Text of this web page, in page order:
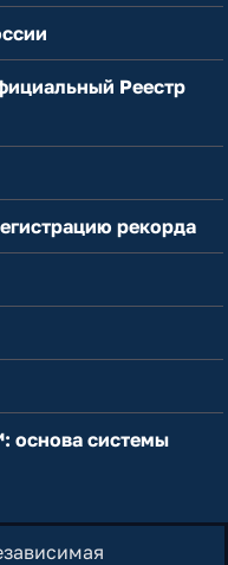
Реестр
рекорда
основа системы